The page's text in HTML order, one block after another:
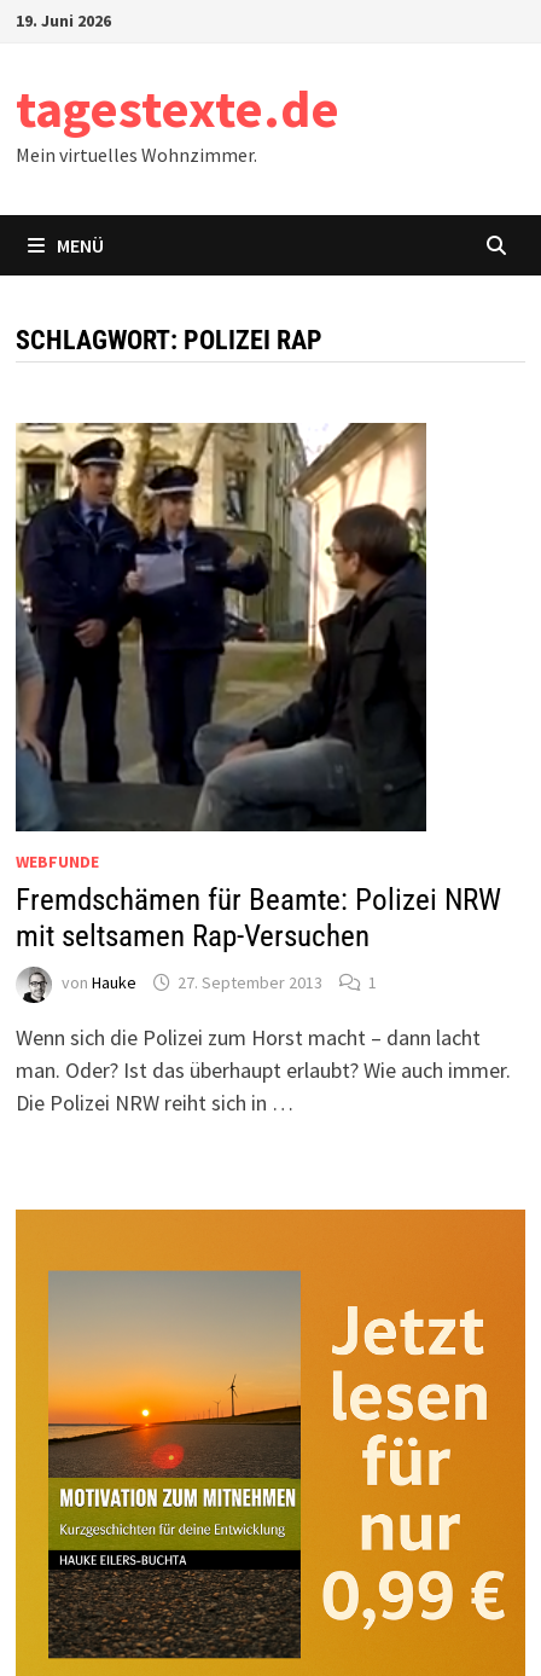
Zum19. Juni 2026
tagestexte.de
Mein virtuelles Wohnzimmer.
MENÜ
SCHLAGWORT: POLIZEI RAP
WEBFUNDE
Fremdschämen für Beamte: Polizei NRW
mit seltsamen Rap-Versuchen
von Hauke 27. September 2013 1
Wenn sich die Polizei zum Horst macht – dann lacht
man. Oder? Ist das überhaupt erlaubt? Wie auch immer.
Die Polizei NRW reiht sich in …